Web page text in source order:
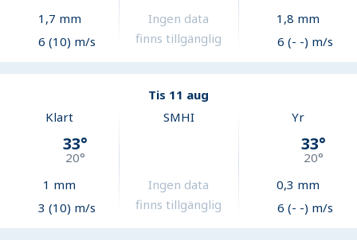
1,7 mm
6 (10) m/s
Ingen data
finns tillgänglig
1,8 mm
6 (- -) m/s
Tis 11 aug
Klart
33°
20°
1 mm
3 (10) m/s
SMHI
Ingen data
finns tillgänglig
Yr
33°
20°
0,3 mm
6 (- -) m/s